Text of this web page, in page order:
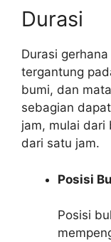
Durasi
Durasi
tergantung
bumi, dan
sebagian
jam, mulai dari
dari satu jam.
Posisi
Posisi